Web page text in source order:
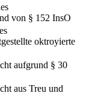
von § 152 InsO
oktroyierte
aufgrund § 30
aus Treu und